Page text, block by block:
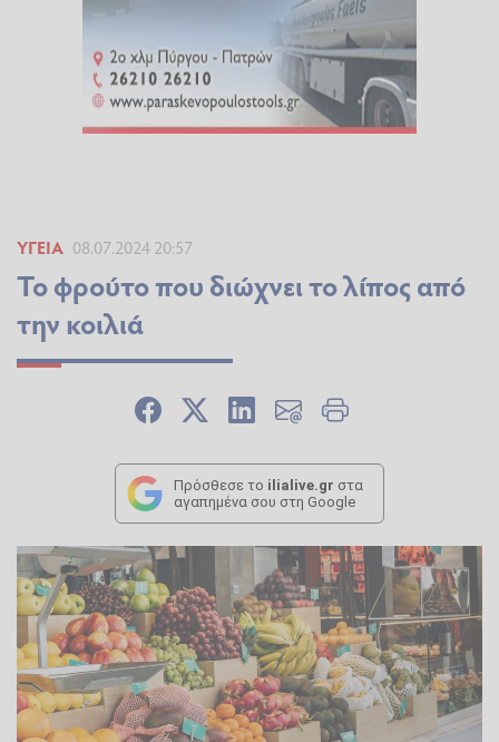
ΥΓΕΊΑ 08.07.2024 20:57
Το φρούτο που διώχνει το λίπος από
την κοιλιά
Πρόσθεσε το ilialive.gr στα
αγαπημένα σου στη Google